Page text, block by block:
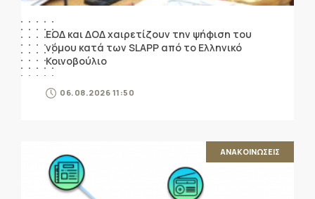
ΕΟΔ και ΔΟΔ χαιρετίζουν την ψήφιση του
νόμου κατά των SLAPP από το Ελληνικό
Κοινοβούλιο
06.08.2026 11:50
ΑΝΑΚΟΙΝΩΣΕΙΣ